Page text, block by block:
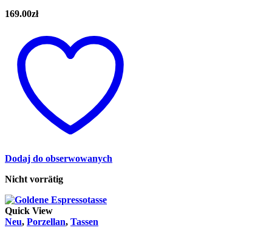
169.00zł
Dodaj do obserwowanych
Nicht vorrätig
Quick View
Neu, Porzellan, Tassen